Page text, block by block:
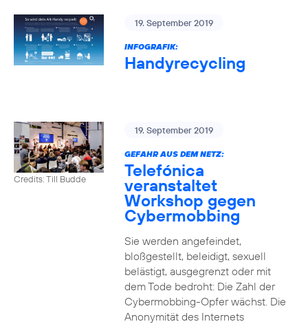
19. September 2019
INFOGRAFIK:
Handyrecycling
Credits: Till Budde
19. September 2019
GEFAHR AUS DEM NETZ:
Telefónica
veranstaltet
Workshop gegen
Cybermobbing
Sie werden angefeindet,
bloßgestellt, beleidigt, sexuell
belästigt, ausgegrenzt oder mit
dem Tode bedroht: Die Zahl der
Cybermobbing-Opfer wächst. Die
Anonymität des Internets